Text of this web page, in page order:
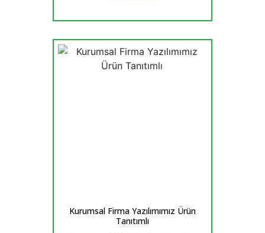
Kurumsal Firma Yazılımımız Ürün
Tanıtımlı